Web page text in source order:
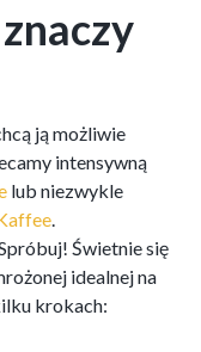
ją możliwie
intensywną
lub niezwykle
.
Świetnie się
idealnej na
krokach: